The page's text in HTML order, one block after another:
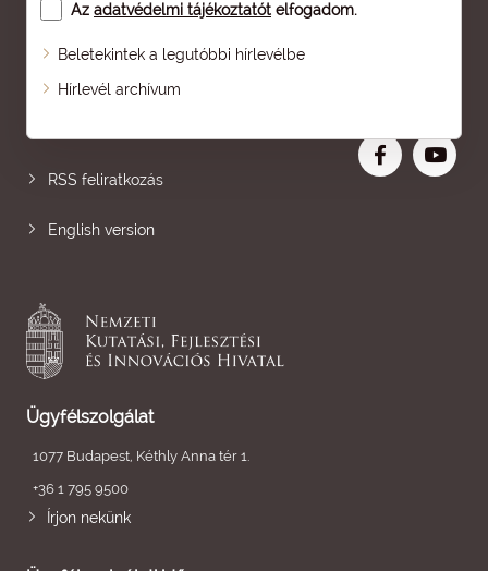
Az adatvédelmi tájékoztatót elfogadom.
Beletekintek a legutóbbi hírlevélbe
Hírlevél archívum
Oldaltérkép
RSS feliratkozás
English version
Ügyfélszolgálat
1077 Budapest, Kéthly Anna tér 1.
+36 1 795 9500
Írjon nekünk